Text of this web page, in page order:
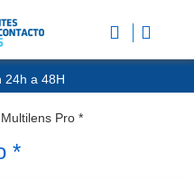
24h a 48H
de Lectura
los Clientes
Pro *
*